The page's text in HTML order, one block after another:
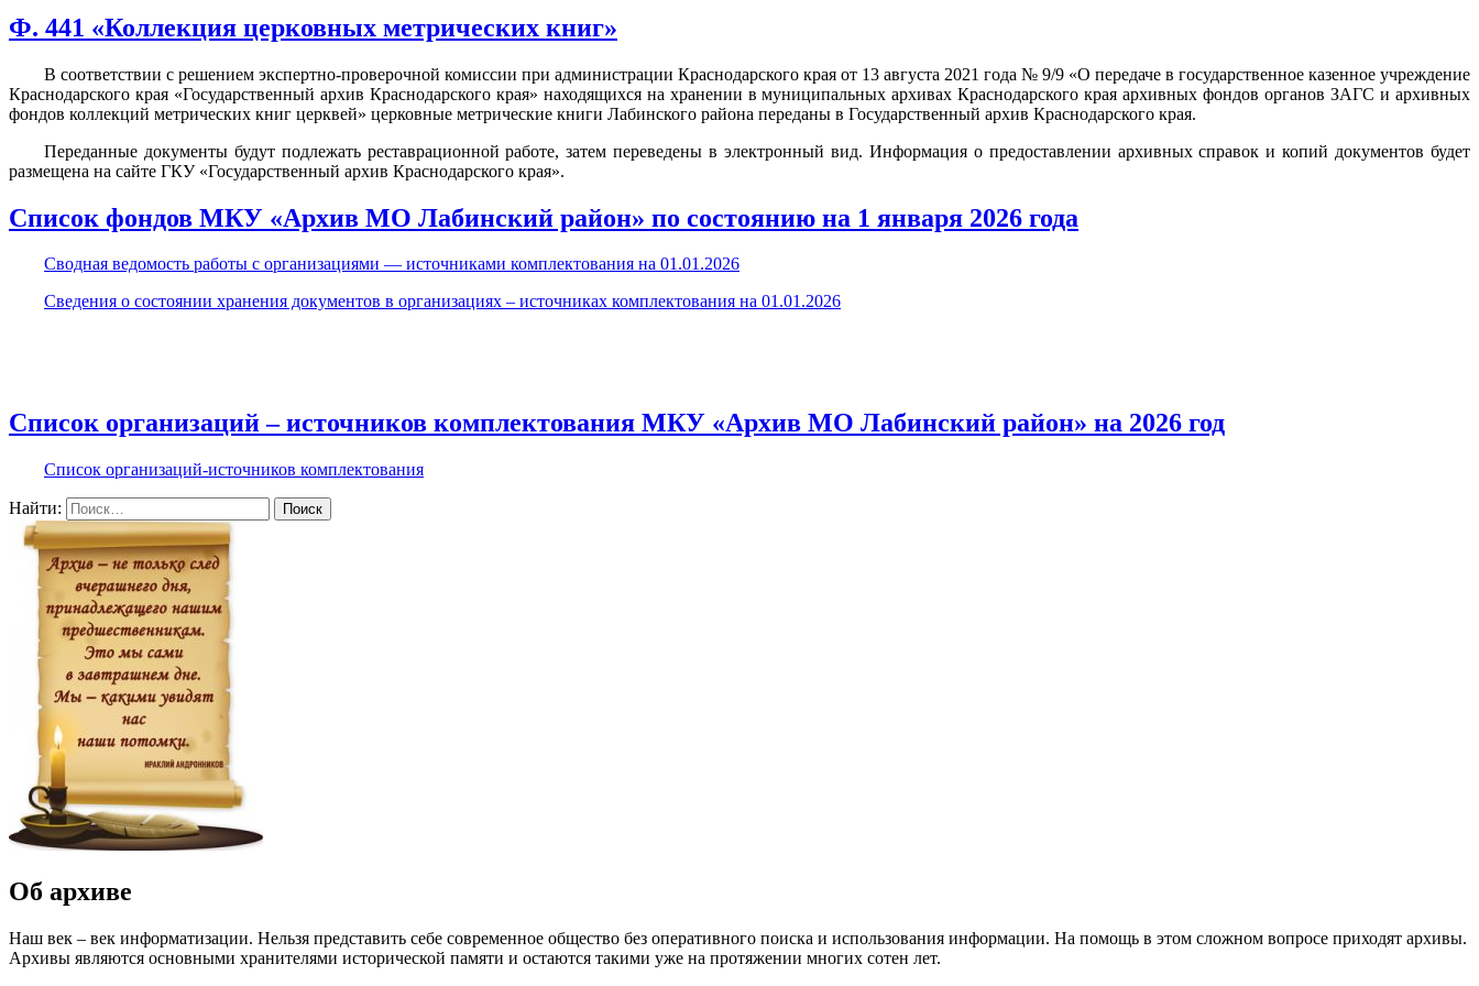
Ф. 441 «Коллекция церковных метрических книг»
В соответствии с решением экспертно-проверочной комиссии при администрации Краснодарского края от 13 августа 2021 года № 9/9 «О передаче в государственное казенное учреждение
Краснодарского края «Государственный архив Краснодарского края» находящихся на хранении в муниципальных архивах Краснодарского края архивных фондов органов ЗАГС и архивных
фондов коллекций метрических книг церквей» церковные метрические книги Лабинского района переданы в Государственный архив Краснодарского края.
Переданные документы будут подлежать реставрационной работе, затем переведены в электронный вид. Информация о предоставлении архивных справок и копий документов будет
размещена на сайте ГКУ «Государственный архив Краснодарского края».
Список фондов МКУ «Архив МО Лабинский район» по состоянию на 1 января 2026 года
Сводная ведомость работы с организациями — источниками комплектования на 01.01.2026
Сведения о состоянии хранения документов в организациях – источниках комплектования на 01.01.2026
Список организаций – источников комплектования МКУ «Архив МО Лабинский район» на 2026 год
Список организаций-источников комплектования
Найти:
Об архиве
Наш век – век информатизации. Нельзя представить себе современное общество без оперативного поиска и использования информации. На помощь в этом сложном вопросе приходят архивы.
Архивы являются основными хранителями исторической памяти и остаются такими уже на протяжении многих сотен лет.